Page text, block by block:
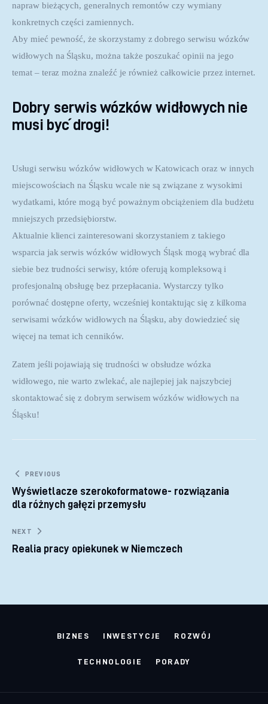
napraw bieżących, generalnych remontów czy wymiany
konkretnych części zamiennych.
Aby mieć pewność, że skorzystamy z dobrego serwisu wózków
widłowych na Śląsku, można także poszukać opinii na jego
temat – teraz można znaleźć je również całkowicie przez internet.
Dobry serwis wózków widłowych nie
musi być drogi!
Usługi serwisu wózków widłowych w Katowicach oraz w innych
miejscowościach na Śląsku wcale nie są związane z wysokimi
wydatkami, które mogą być poważnym obciążeniem dla budżetu
mniejszych przedsiębiorstw.
Aktualnie klienci zainteresowani skorzystaniem z takiego
wsparcia jak serwis wózków widłowych Śląsk mogą wybrać dla
siebie bez trudności serwisy, które oferują kompleksową i
profesjonalną obsługę bez przepłacania. Wystarczy tylko
porównać dostępne oferty, wcześniej kontaktując się z kilkoma
serwisami wózków widłowych na Śląsku, aby dowiedzieć się
więcej na temat ich cenników.
Zatem jeśli pojawiają się trudności w obsłudze wózka
widłowego, nie warto zwlekać, ale najlepiej jak najszybciej
skontaktować się z dobrym serwisem wózków widłowych na
Śląsku!
Nawigacja wpisu
PREVIOUS
Wyświetlacze szerokoformatowe- rozwiązania
dla różnych gałęzi przemysłu
NEXT
Realia pracy opiekunek w Niemczech
BIZNES INWESTYCJE ROZWÓJ
TECHNOLOGIE PORADY